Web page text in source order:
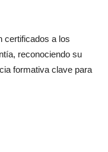
certificados a los
reconociendo su
formativa clave para